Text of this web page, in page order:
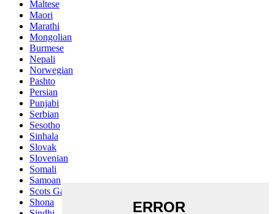
Maltese
Maori
Marathi
Mongolian
Burmese
Nepali
Norwegian
Pashto
Persian
Punjabi
Serbian
Sesotho
Sinhala
Slovak
Slovenian
Somali
Samoan
Scots Gaelic
Shona